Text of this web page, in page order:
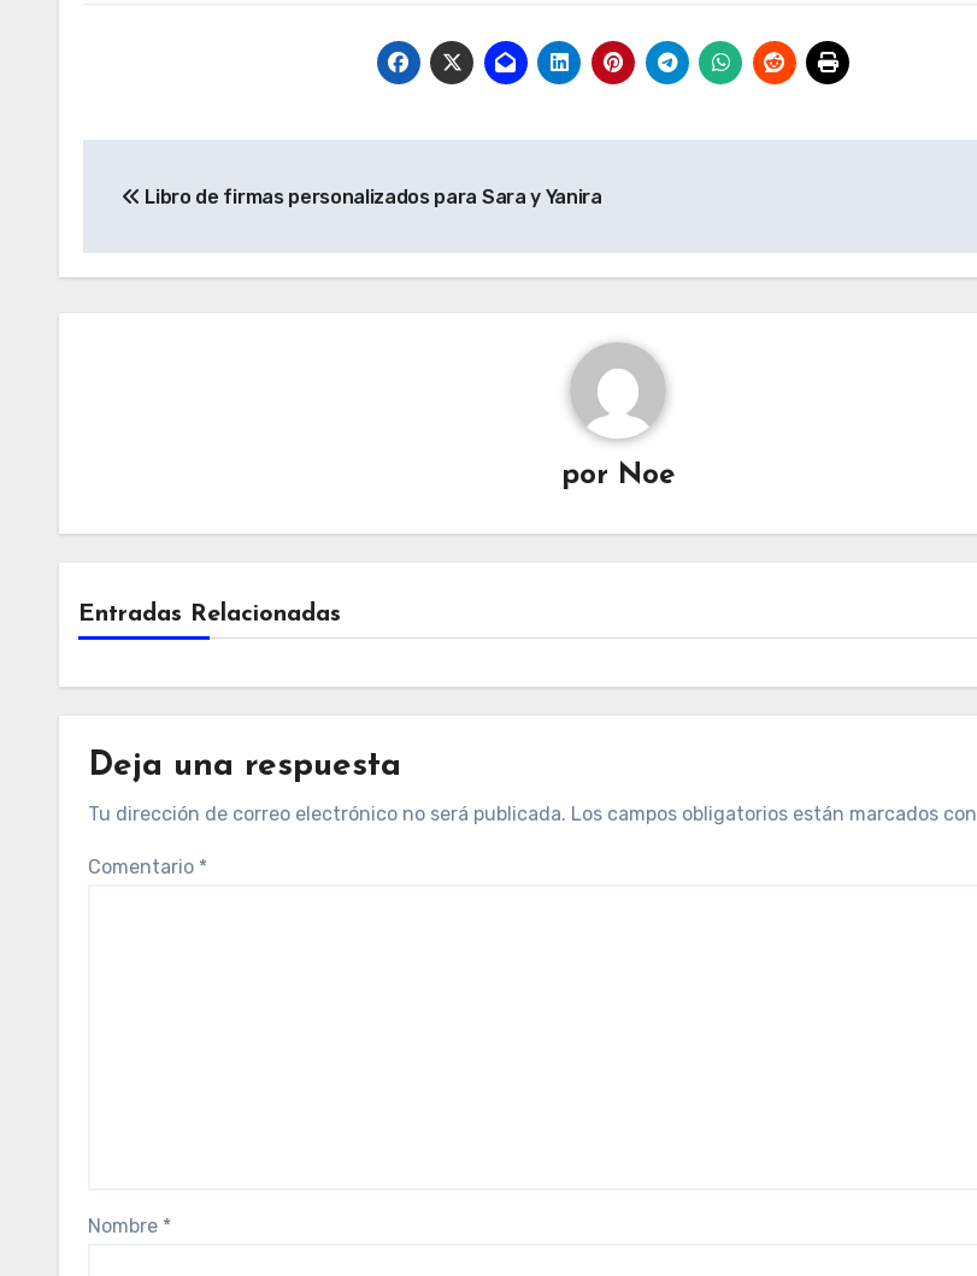
de
entradas
Libro de firmas personalizados para Sara y Yanira
por Noe
Entradas Relacionadas
Deja una respuesta
Tu dirección de correo electrónico no será publicada. Los campos obligatorios están marcados con
Comentario *
Nombre *